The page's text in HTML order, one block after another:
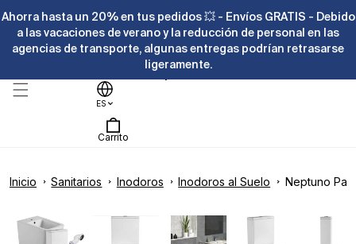
directamente
al contenido
Ahorra hasta un 20% en tus pedidos 💥 - Envíos GRATIS - Debido
a las vacaciones de verano y la reducción de personal en las
agencias de transporte, algunas entregas podrían retrasarse
ligeramente.
ES
Carrito
Inicio Sanitarios Inodoros Inodoros al Suelo Neptuno
Ir
a la
información
elemento
multimedia